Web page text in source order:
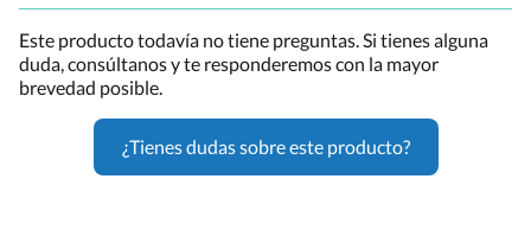
Este producto todavía no tiene preguntas. Si tienes alguna
duda, consúltanos y te responderemos con la mayor
brevedad posible.
¿Tienes dudas sobre este producto?